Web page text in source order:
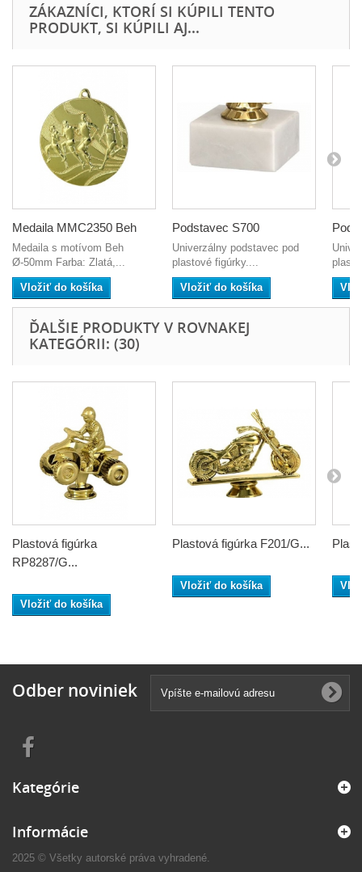
ZÁKAZNÍCI, KTORÍ SI KÚPILI TENTO
PRODUKT, SI KÚPILI AJ...
Medaila MMC2350 Beh
Medaila s motívom Beh
Ø-50mm Farba: Zlatá,...
Vložiť do košíka
Podstavec S700
Univerzálny podstavec pod
plastové figúrky....
Vložiť do košíka
ĎALŠIE PRODUKTY V ROVNAKEJ
KATEGÓRII: (30)
Plastová figúrka
RP8287/G...
Vložiť do košíka
Plastová figúrka F201/G...
Vložiť do košíka
Odber noviniek
Kategórie
Informácie
2025 © Všetky autorské práva vyhradené.